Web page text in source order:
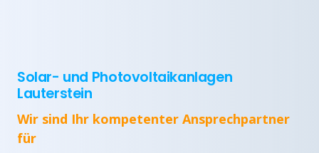
Solar- und Photovoltaikanlagen
Lauterstein
Wir sind Ihr kompetenter Ansprechpartner
für